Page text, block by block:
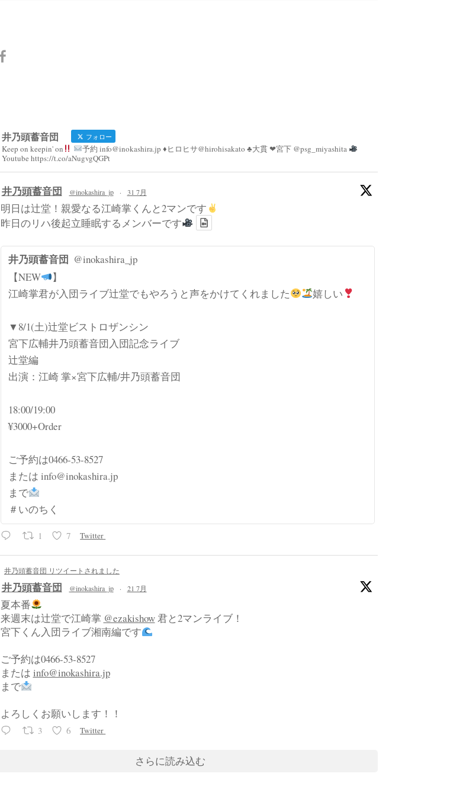
井乃頭蓄音団 フォロー
Keep on keepin' on
予約 info@inokashira.jp ♦︎ヒロヒサ@hirohisakato ♣︎大貫 ❤︎宮下 @psg_miyashita
Youtube https://t.co/aNugvgQGPt
井乃頭蓄音団 @inokashira_jp · 31 7月
明日は辻堂！親愛なる江崎掌くんと2マンです
昨日のリハ後起立睡眠するメンバーです
井乃頭蓄音団 @inokashira_jp
【NEW
】
江崎掌君が入団ライブ辻堂でもやろうと声をかけてくれました
嬉しい
▼8/1(土)辻堂ビストロザンシン
宮下広輔井乃頭蓄音団入団記念ライブ
辻堂編
出演：江崎 掌×宮下広輔/井乃頭蓄音団
18:00/19:00
¥3000+Order
ご予約は0466-53-8527
または info@inokashira.jp
まで
＃いのちく
1 7 Twitter
井乃頭蓄音団 リツイートされました
井乃頭蓄音団 @inokashira_jp · 21 7月
夏本番
来週末は辻堂で江崎掌 @ezakishow君と2マンライブ！
宮下くん入団ライブ湘南編です
ご予約は0466-53-8527
または info@inokashira.jp
まで
よろしくお願いします！！
3 6 Twitter
さらに読み込む